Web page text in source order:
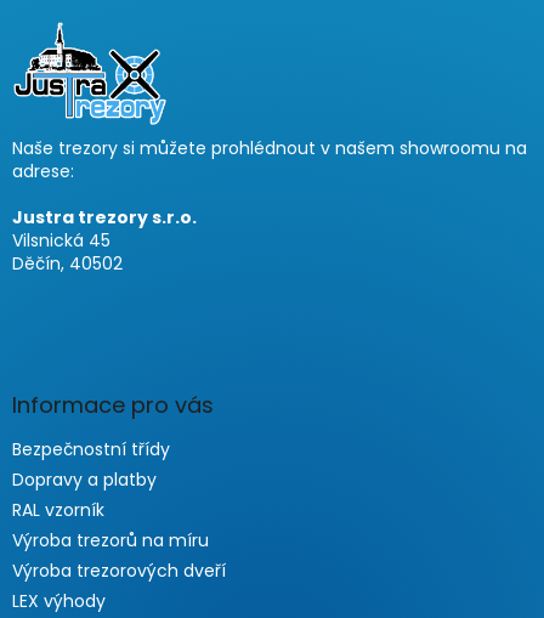
e
Naše trezory si můžete prohlédnout v našem showroomu na
adrese:
Justra trezory s.r.o.
Vilsnická 45
Děčín, 40502
Informace pro vás
Bezpečnostní třídy
Dopravy a platby
RAL vzorník
Výroba trezorů na míru
Výroba trezorových dveří
LEX výhody